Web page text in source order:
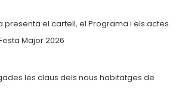
presenta el cartell, el Programa i els actes
Major 2026
les claus dels nous habitatges de